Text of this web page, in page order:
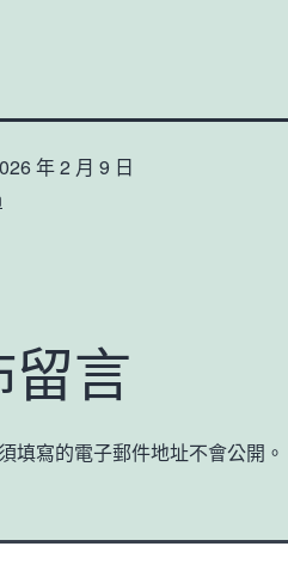
年 2 月 9 日
留言
填寫的電子郵件地址不會公開。